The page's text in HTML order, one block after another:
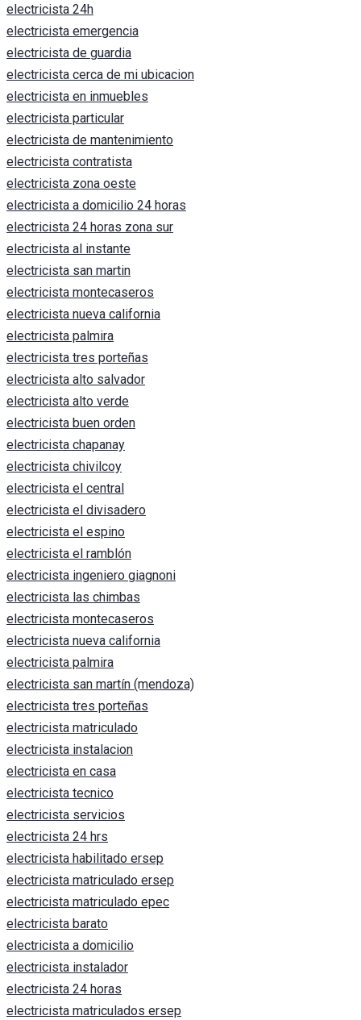
electricista 24h
electricista emergencia
electricista de guardia
electricista cerca de mi ubicacion
electricista en inmuebles
electricista particular
electricista de mantenimiento
electricista contratista
electricista zona oeste
electricista a domicilio 24 horas
electricista 24 horas zona sur
electricista al instante
electricista san martin
electricista montecaseros
electricista nueva california
electricista palmira
electricista tres porteñas
electricista alto salvador
electricista alto verde
electricista buen orden
electricista chapanay
electricista chivilcoy
electricista el central
electricista el divisadero
electricista el espino
electricista el ramblón
electricista ingeniero giagnoni
electricista las chimbas
electricista montecaseros
electricista nueva california
electricista palmira
electricista san martín (mendoza)
electricista tres porteñas
electricista matriculado
electricista instalacion
electricista en casa
electricista tecnico
electricista servicios
electricista 24 hrs
electricista habilitado ersep
electricista matriculado ersep
electricista matriculado epec
electricista barato
electricista a domicilio
electricista instalador
electricista 24 horas
electricista matriculados ersep